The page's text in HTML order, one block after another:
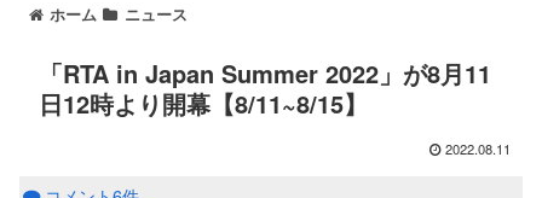
ホーム ニュース
「RTA in Japan Summer 2022」が8月11
日12時より開幕【8/11~8/15】
2022.08.11